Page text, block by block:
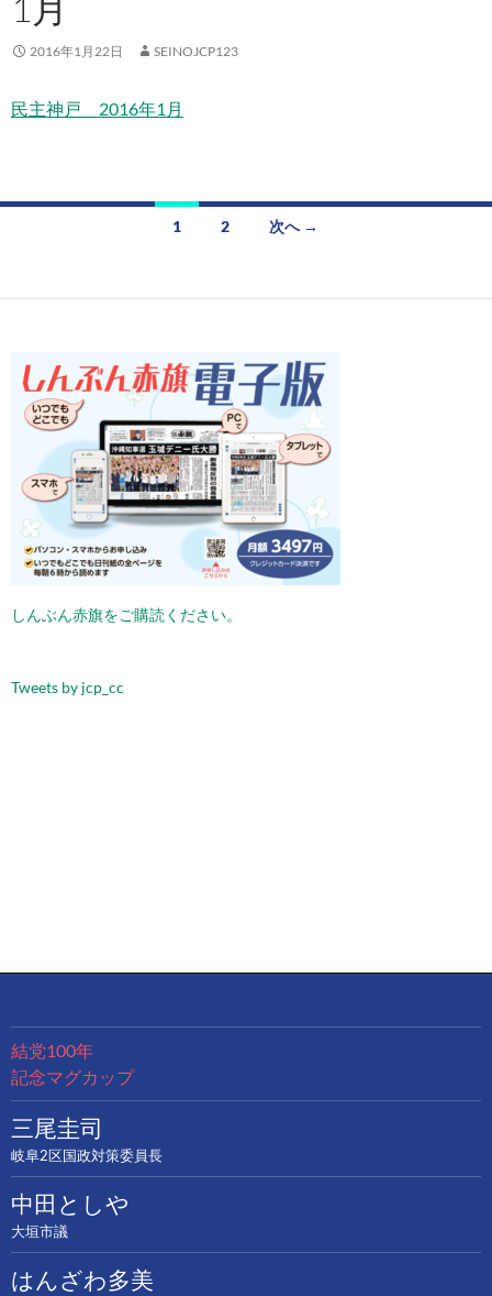
2016年1月22日 SEINOJCP123
民主神戸 2016年1月
ナ
ゲ
ー
ョ
ン
1 2 次へ →
しんぶん赤旗をご購読ください。
Tweets by jcp_cc
結党100年
記念マグカップ
三尾圭司
岐阜2区国政対策委員長
中田としや
大垣市議
はんざわ多美